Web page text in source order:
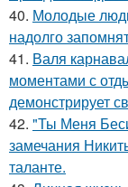
40. Молодые
надолго
41. Валя
моментами с
демонстрирует
42. "Ты Меня
замечания
таланте.